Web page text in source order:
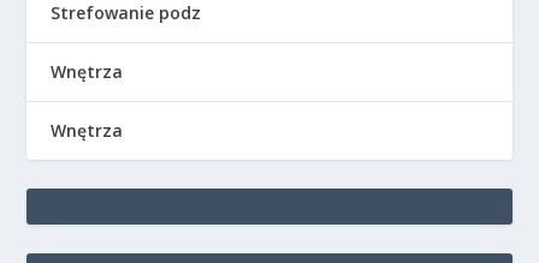
Strefowanie podz
Wnętrza
Wnętrza